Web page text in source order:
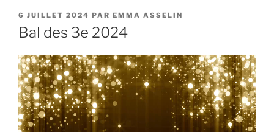
PUBLIÉ
LE
6 JUILLET 2024 PAR EMMA ASSELIN
Bal des 3e 2024